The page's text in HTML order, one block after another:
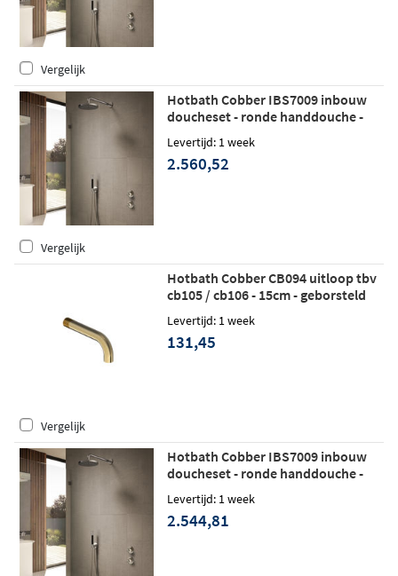
Vergelijk
Hotbath Cobber IBS7009 inbouw
doucheset - ronde handdouche -
30cm - wandhouder - geborsteld
messing
Levertijd: 1 week
2.560,52
Vergelijk
Hotbath Cobber CB094 uitloop tbv
cb105 / cb106 - 15cm - geborsteld
Levertijd: 1 week
131,45
Vergelijk
Hotbath Cobber IBS7009 inbouw
doucheset - ronde handdouche -
glijstang - geborsteld messing
Levertijd: 1 week
2.544,81